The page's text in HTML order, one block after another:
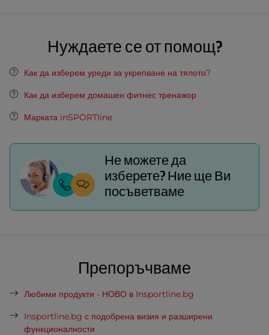
Нуждаете се от помощ?
Как да изберем уреди за укрепване на тялото?
Как да изберем домашен фитнес тренажор
Марката inSPORTline
Не можете да
изберете? Ние ще Ви
посъветваме
Препоръчваме
Любими продукти - НОВО в Insportline.bg
Insportline.bg с подобрена визия и разширени
функционалности